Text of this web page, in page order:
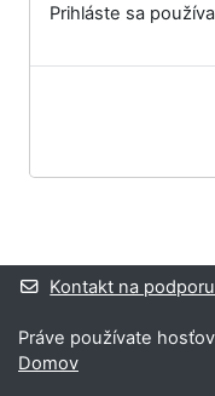
Prihláste sa
Dodatočné
Kontakt na
Práve používate
Domov